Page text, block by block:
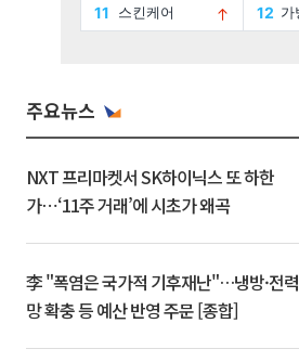
주요뉴스
NXT 프리마켓서 SK하이닉스 또 하한
가⋯‘11주 거래’에 시초가 왜곡
李 "폭염은 국가적 기후재난"…냉방·전력
망 확충 등 예산 반영 주문 [종합]